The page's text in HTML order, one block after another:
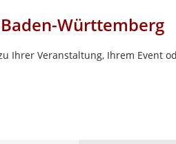
Württemberg
Ihrer Veranstaltung, Ihrem Event